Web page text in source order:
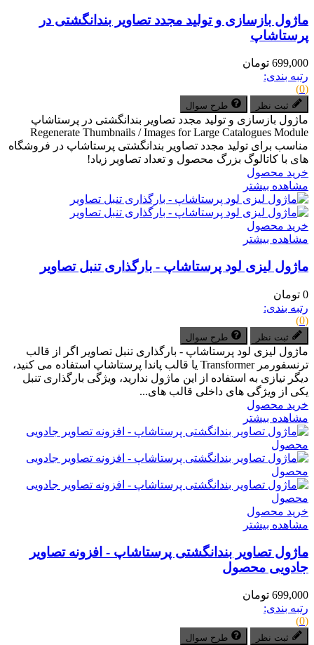
ماژول بازسازی و تولید مجدد تصاویر بندانگشتی در
پرستاشاپ
699,000 تومان
رتبه بندی:
(0)
ثبت نظر طرح سوال
ماژول بازسازی و تولید مجدد تصاویر بندانگشتی در پرستاشاپ
Regenerate Thumbnails / Images for Large Catalogues Module
مناسب برای تولید مجدد تصاویر بندانگشتی پرستاشاپ در فروشگاه
های با کاتالوگ بزرگ محصول و تعداد تصاویر زیاد!
خرید محصول
مشاهده بیشتر
خرید محصول
مشاهده بیشتر
ماژول لیزی لود پرستاشاپ - بارگذاری تنبل تصاویر
0 تومان
رتبه بندی:
(0)
ثبت نظر طرح سوال
ماژول لیزی لود پرستاشاپ - بارگذاری تنبل تصاویر اگر از قالب
ترنسفورمر Transformer یا قالب پاندا پرستاشاپ استفاده می کنید،
دیگر نیازی به استفاده از این ماژول ندارید، ویژگی بارگذاری تنبل
یکی از ویژگی های داخلی قالب های...
خرید محصول
مشاهده بیشتر
خرید محصول
مشاهده بیشتر
ماژول تصاویر بندانگشتی پرستاشاپ - افزونه تصاویر
جادویی محصول
699,000 تومان
رتبه بندی:
(0)
ثبت نظر طرح سوال